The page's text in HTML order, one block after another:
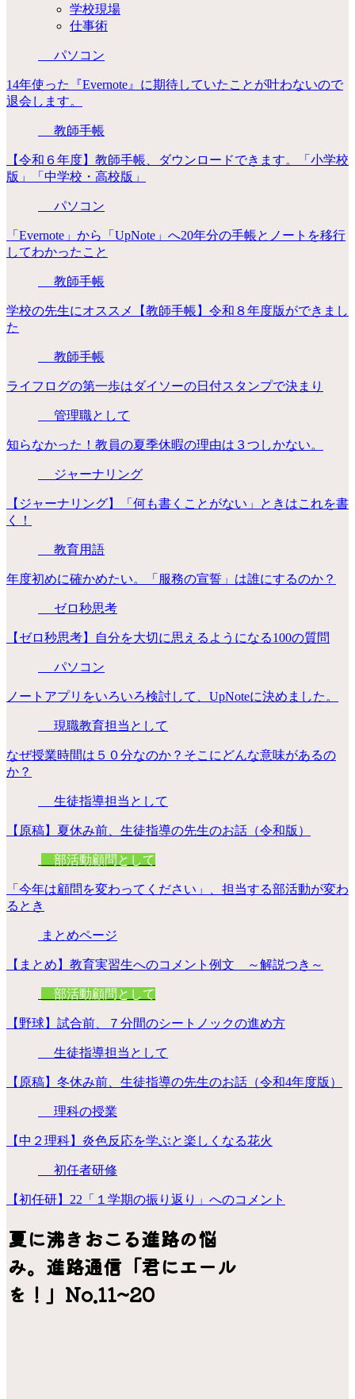
学校現場
仕事術
パソコン
14年使った『Evernote』に期待していたことが叶わないので
退会します。
教師手帳
【令和６年度】教師手帳、ダウンロードできます。「小学校
版」「中学校・高校版」
パソコン
「Evernote」から「UpNote」へ20年分の手帳とノートを移行
してわかったこと
教師手帳
学校の先生にオススメ【教師手帳】令和８年度版ができまし
た
教師手帳
ライフログの第一歩はダイソーの日付スタンプで決まり
管理職として
知らなかった！教員の夏季休暇の理由は３つしかない。
ジャーナリング
【ジャーナリング】「何も書くことがない」ときはこれを書
く！
教育用語
年度初めに確かめたい。「服務の宣誓」は誰にするのか？
ゼロ秒思考
【ゼロ秒思考】自分を大切に思えるようになる100の質問
パソコン
ノートアプリをいろいろ検討して、UpNoteに決めました。
現職教育担当として
なぜ授業時間は５０分なのか？そこにどんな意味があるの
か？
生徒指導担当として
【原稿】夏休み前、生徒指導の先生のお話（令和版）
部活動顧問として
「今年は顧問を変わってください」、担当する部活動が変わ
るとき
まとめページ
【まとめ】教育実習生へのコメント例文 ～解説つき～
部活動顧問として
【野球】試合前、７分間のシートノックの進め方
生徒指導担当として
【原稿】冬休み前、生徒指導の先生のお話（令和4年度版）
理科の授業
【中２理科】炎色反応を学ぶと楽しくなる花火
初任者研修
【初任研】22「１学期の振り返り」へのコメント
夏に沸きおこる進路の悩
み。進路通信「君にエール
を！」No.11~20